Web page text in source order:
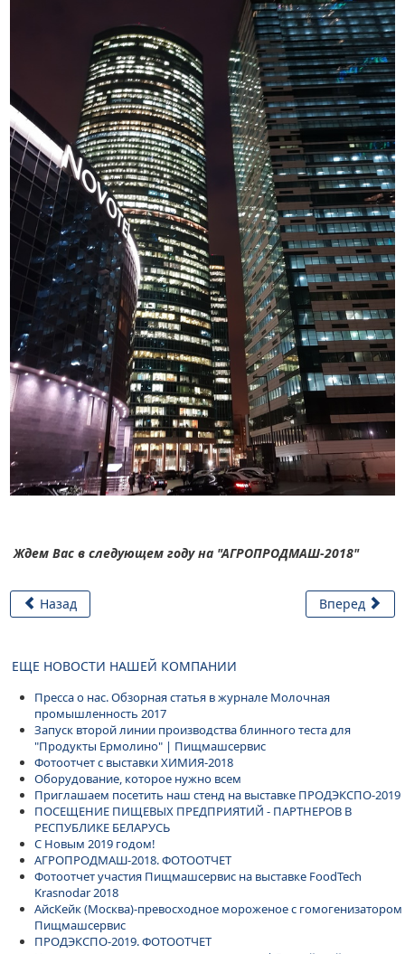
Ждем Вас в следующем году на "АГРОПРОДМАШ-2018"
Назад Вперед
ЕЩЕ НОВОСТИ НАШЕЙ КОМПАНИИ
Пресса о нас. Обзорная статья в журнале Молочная
промышленность 2017
Запуск второй линии производства блинного теста для
"Продукты Ермолино" | Пищмашсервис
Фотоотчет с выставки ХИМИЯ-2018
Оборудование, которое нужно всем
Приглашаем посетить наш стенд на выставке ПРОДЭКСПО-2019
ПОСЕЩЕНИЕ ПИЩЕВЫХ ПРЕДПРИЯТИЙ - ПАРТНЕРОВ В
РЕСПУБЛИКЕ БЕЛАРУСЬ
С Новым 2019 годом!
АГРОПРОДМАШ-2018. ФОТООТЧЕТ
Фотоотчет участия Пищмашсервис на выставке FoodTech
Krasnodar 2018
АйсКейк (Москва)-превосходное мороженое с гомогенизатором
Пищмашсервис
ПРОДЭКСПО-2019. ФОТООТЧЕТ